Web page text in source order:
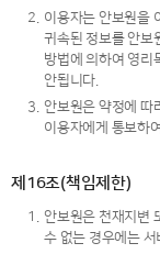
2.
이용자는 안보원을
귀속된 정보를 안보
방법에 의하여 영리
안됩니다.
3.
안보원은 약정에 따
이용자에게 통보하
제16조(책임제한)
1.
안보원은 천재지변
수 없는 경우에는 서